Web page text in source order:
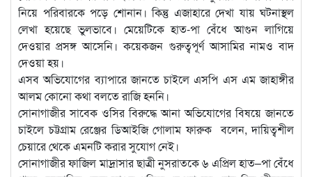
নিয়ে পরিবারকে পড়ে শোনান। কিন্তু এজাহারে দেখা যায় ঘটনাস্থল
লেখা হয়েছে ভুলভাবে। মেয়েটিকে হাত-পা বেঁধে আগুন লাগিয়ে
দেওয়ার প্রসঙ্গ আসেনি। কয়েকজন গুরুত্বপূর্ণ আসামির নামও বাদ
দেওয়া হয়।
এসব অভিযোগের ব্যাপারে জানতে চাইলে এসপি এস এম জাহাঙ্গীর
আলম কোনো কথা বলতে রাজি হননি।
সোনাগাজীর সাবেক ওসির বিরুদ্ধে আনা অভিযোগের বিষয়ে জানতে
চাইলে চট্টগ্রাম রেঞ্জের ডিআইজি গোলাম ফারুক বলেন, দায়িত্বশীল
চেয়ারে থেকে এমনটি করার সুযোগ নেই।
সোনাগাজীর ফাজিল মাদ্রাসার ছাত্রী নুসরাতকে ৬ এপ্রিল হাত–পা বেঁধে